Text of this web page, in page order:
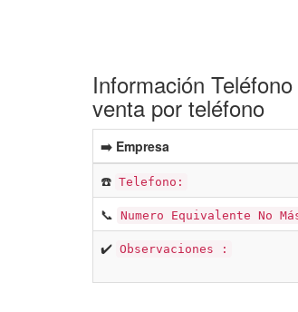
Información
venta por teléfono
➡️ Empresa
☎️ Telefono:
📞 Numero Equivalente No
✔️ Observaciones :